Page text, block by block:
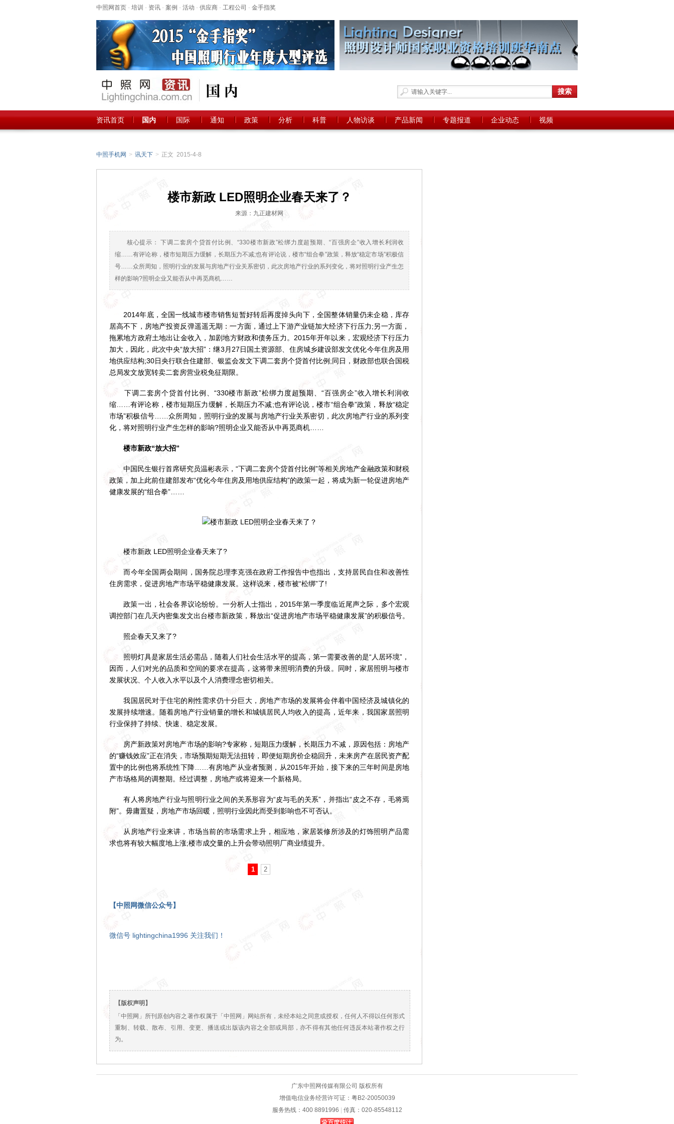
中照网首页 - 培训 - 资讯 - 案例 - 活动 - 供应商 - 工程公司 - 金手指奖
资讯首页 国内 国际 通知 政策 分析 科普 人物访谈 产品新闻 专题报道 企业动态 视频
中照手机网 > 讯天下 > 正文 2015-4-8
楼市新政 LED照明企业春天来了？
来源：九正建材网
核心提示： 下调二套房个贷首付比例、“330楼市新政”松绑力度超预期、“百强房企”收入增长利润收
缩……有评论称，楼市短期压力缓解，长期压力不减;也有评论说，楼市“组合拳”政策，释放“稳定市场”积极信
号……众所周知，照明行业的发展与房地产行业关系密切，此次房地产行业的系列变化，将对照明行业产生怎
样的影响?照明企业又能否从中再觅商机……
2014年底，全国一线城市楼市销售短暂好转后再度掉头向下，全国整体销量仍未企稳，库存
居高不下，房地产投资反弹遥遥无期：一方面，通过上下游产业链加大经济下行压力;另一方面，
拖累地方政府土地出让金收入，加剧地方财政和债务压力。2015年开年以来，宏观经济下行压力
加大，因此，此次中央“放大招”：继3月27日国土资源部、住房城乡建设部发文优化今年住房及用
地供应结构;30日央行联合住建部、银监会发文下调二套房个贷首付比例;同日，财政部也联合国税
总局发文放宽转卖二套房营业税免征期限。
下调二套房个贷首付比例、“330楼市新政”松绑力度超预期、“百强房企”收入增长利润收
缩……有评论称，楼市短期压力缓解，长期压力不减;也有评论说，楼市“组合拳”政策，释放“稳定
市场”积极信号……众所周知，照明行业的发展与房地产行业关系密切，此次房地产行业的系列变
化，将对照明行业产生怎样的影响?照明企业又能否从中再觅商机……
楼市新政“放大招”
中国民生银行首席研究员温彬表示，“下调二套房个贷首付比例”等相关房地产金融政策和财税
政策，加上此前住建部发布“优化今年住房及用地供应结构”的政策一起，将成为新一轮促进房地产
健康发展的“组合拳”……
楼市新政 LED照明企业春天来了?
而今年全国两会期间，国务院总理李克强在政府工作报告中也指出，支持居民自住和改善性
住房需求，促进房地产市场平稳健康发展。这样说来，楼市被“松绑”了!
政策一出，社会各界议论纷纷。一分析人士指出，2015年第一季度临近尾声之际，多个宏观
调控部门在几天内密集发文出台楼市新政策，释放出“促进房地产市场平稳健康发展”的积极信号。
照企春天又来了?
照明灯具是家居生活必需品，随着人们社会生活水平的提高，第一需要改善的是“人居环境”，
因而，人们对光的品质和空间的要求在提高，这将带来照明消费的升级。同时，家居照明与楼市
发展状况、个人收入水平以及个人消费理念密切相关。
我国居民对于住宅的刚性需求仍十分巨大，房地产市场的发展将会伴着中国经济及城镇化的
发展持续增速。随着房地产行业销量的增长和城镇居民人均收入的提高，近年来，我国家居照明
行业保持了持续、快速、稳定发展。
房产新政策对房地产市场的影响?专家称，短期压力缓解，长期压力不减，原因包括：房地产
的“赚钱效应”正在消失，市场预期短期无法扭转，即便短期房价企稳回升，未来房产在居民资产配
置中的比例也将系统性下降……有房地产从业者预测，从2015年开始，接下来的三年时间是房地
产市场格局的调整期。经过调整，房地产或将迎来一个新格局。
有人将房地产行业与照明行业之间的关系形容为“皮与毛的关系”，并指出“皮之不存，毛将焉
附”。毋庸置疑，房地产市场回暖，照明行业因此而受到影响也不可否认。
从房地产行业来讲，市场当前的市场需求上升，相应地，家居装修所涉及的灯饰照明产品需
求也将有较大幅度地上涨;楼市成交量的上升会带动照明厂商业绩提升。
1 2
【中照网微信公众号】
微信号 lightingchina1996 关注我们！
【版权声明】
「中照网」所刊原创内容之著作权属于「中照网」网站所有，未经本站之同意或授权，任何人不得以任何形式
重制、转载、散布、引用、变更、播送或出版该内容之全部或局部，亦不得有其他任何违反本站著作权之行
为。
广东中照网传媒有限公司 版权所有
增值电信业务经营许可证：粤B2-20050039
服务热线：400 8891996 | 传真：020-85548112